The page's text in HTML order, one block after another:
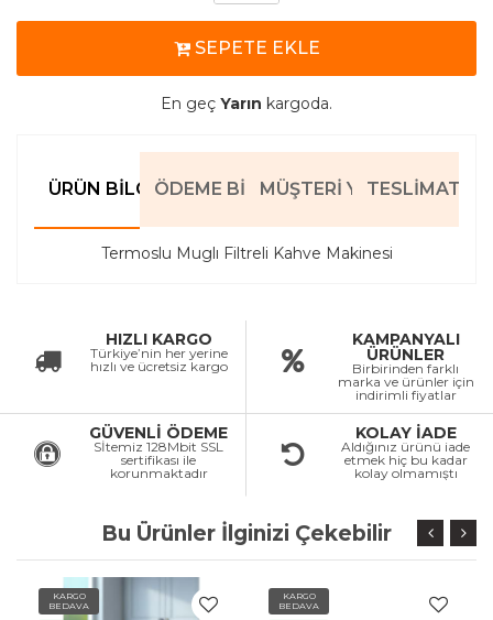
SEPETE EKLE
En geç Yarın kargoda.
ÜRÜN BILGILERIÖDEME BILGILERIMÜŞTERI YORUMLARI
TESLIMAT
Termoslu Muglı Filtreli Kahve Makinesi
HIZLI KARGO
Türkiye’nin her yerine
hızlı ve ücretsiz kargo
KAMPANYALI
ÜRÜNLER
Birbirinden farklı
marka ve ürünler için
indirimli fiyatlar
GÜVENLİ ÖDEME
Sİtemiz 128Mbit SSL
sertifikası ile
korunmaktadır
KOLAY İADE
Aldığınız ürünü iade
etmek hiç bu kadar
kolay olmamıştı
Bu Ürünler İlginizi Çekebilir
KARGO
BEDAVA
KARGO
BEDAVA